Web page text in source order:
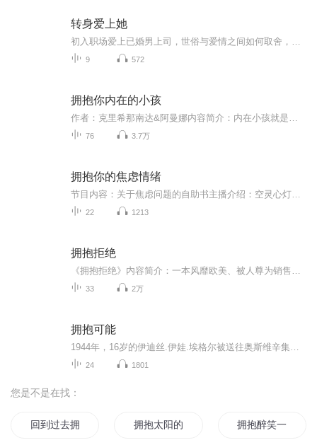
转身爱上她
9 572
拥抱你内在的小孩
76 3.7万
拥抱你的焦虑情绪
22 1213
拥抱拒绝
33 2万
拥抱可能
24 1801
您是不是在找：
回到过去拥抱你 拥抱太阳的后裔 拥抱醉笑一生